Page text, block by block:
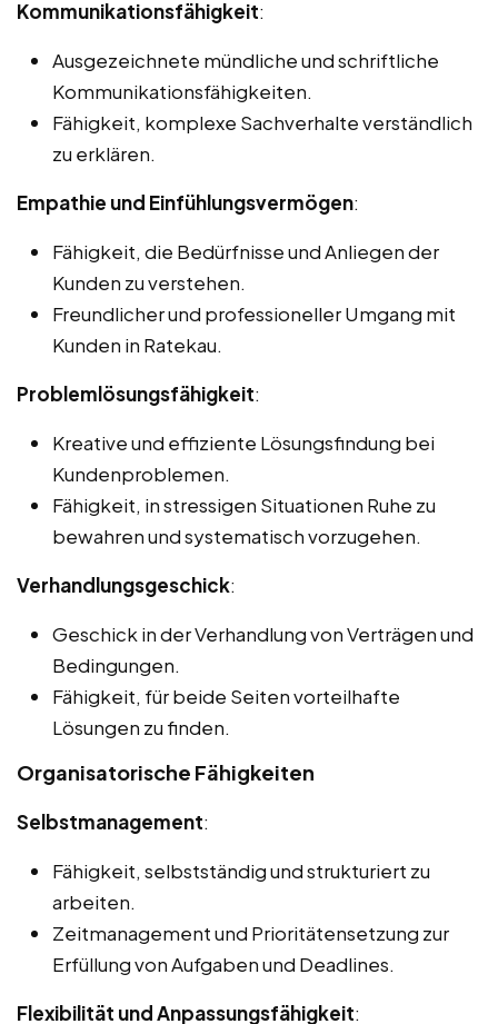
Kommunikationsfähigkeit:
Ausgezeichnete mündliche und schriftliche
Kommunikationsfähigkeiten.
Fähigkeit, komplexe Sachverhalte verständlich
zu erklären.
Empathie und Einfühlungsvermögen:
Fähigkeit, die Bedürfnisse und Anliegen der
Kunden zu verstehen.
Freundlicher und professioneller Umgang mit
Kunden in Ratekau.
Problemlösungsfähigkeit:
Kreative und effiziente Lösungsfindung bei
Kundenproblemen.
Fähigkeit, in stressigen Situationen Ruhe zu
bewahren und systematisch vorzugehen.
Verhandlungsgeschick:
Geschick in der Verhandlung von Verträgen und
Bedingungen.
Fähigkeit, für beide Seiten vorteilhafte
Lösungen zu finden.
Organisatorische Fähigkeiten
Selbstmanagement:
Fähigkeit, selbstständig und strukturiert zu
arbeiten.
Zeitmanagement und Prioritätensetzung zur
Erfüllung von Aufgaben und Deadlines.
Flexibilität und Anpassungsfähigkeit: